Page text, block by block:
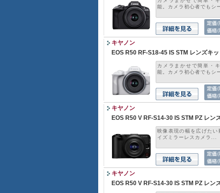
能。カメラ初心者でもシ
キヤノン
EOS R50 RF-S18-45 IS STM レンズキ
カメラまかせで簡単・
能。カメラ初心者でもシ
キヤノン
EOS R50 V RF-S14-30 IS STM PZ レン
映像表現の幅を広げた
イズミラーレスカメラ...
キヤノン
EOS R50 V RF-S14-30 IS STM PZ レン